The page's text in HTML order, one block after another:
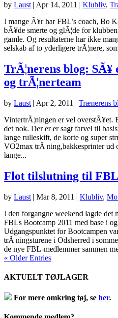
by Laust| Apr 14, 2011 | Klubliv,
I mange Ã¥r har FBL’s coach, Bo
bÃ¥de smerte og glÃ¦de for
gamle. Og resultaterne har ikke
selskab af to yderligere trÃ¦nere,
TrÃ¦nerens blog: SÃ¥
og trÃ¦nerteam
by Laust | Apr 2, 2011 | Trænerens
VintertrÃ¦ningen er vel overstÃ¥et.
det nok. Der er er sagt farvel til
lange rulleskift, de korte og super
VO2max trÃ¦ning,bakkesprinter ud
lange...
Flot tilslutning til FBL
by Laust | Mar 8, 2011 | Klubliv,
I den forgangne weekend lagde det
FBLs Bootcamp 2011 med base i
Udgangspunktet for Bootcampen
trÃ¦ningsturene i Odsherred i
de nye FBL-medlemmer sammen
« Older Entries
AKTUELT TØJLAGER
For mere omkring tøj, se her.